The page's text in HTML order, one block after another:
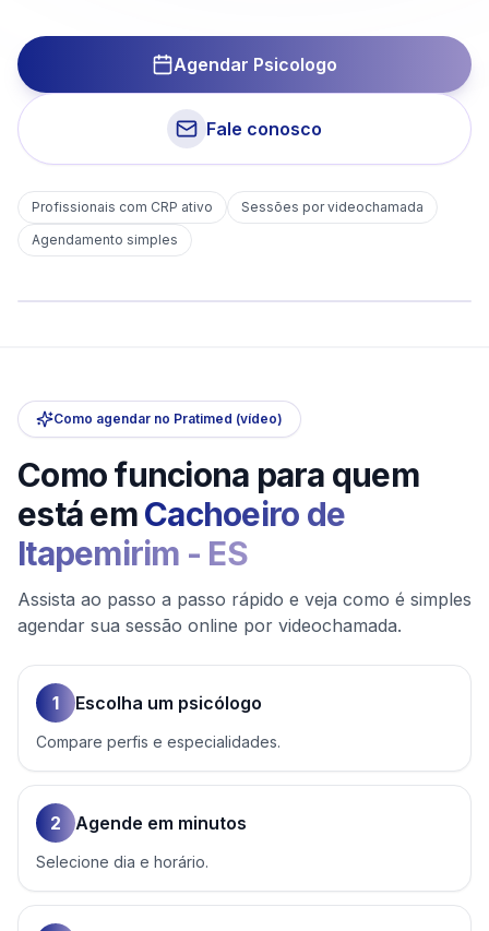
Agendar Psicologo
Fale conosco
Profissionais com CRP ativo
Sessões por videochamada
Agendamento simples
Como agendar no Pratimed (vídeo)
Como funciona para quem
está em Cachoeiro de
Itapemirim - ES
Assista ao passo a passo rápido e veja como é simples
agendar sua sessão online por videochamada.
1 Escolha um psicólogo
Compare perfis e especialidades.
2 Agende em minutos
Selecione dia e horário.